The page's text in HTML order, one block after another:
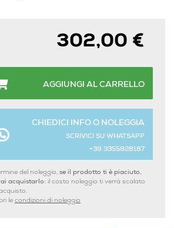
302,00 €
AGGIUNGI AL CARRELLO
CHIEDICI INFO O NOLEGGIA
SCRIVICI SU WHATSAPP
+39 3355828187
del noleggio, se il prodotto ti è piaciuto,
acquistarlo: il costo noleggio ti verrà scalato
le condizioni di noleggio